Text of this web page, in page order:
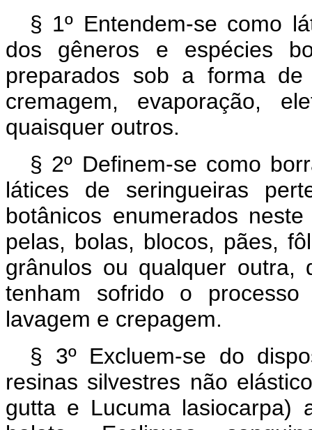
§ 1º Entendem-se como
dos gêneros e espécies
preparados sob a forma de
cremagem, evaporação,
quaisquer outros.
§ 2º Definem-se como
látices de seringueiras
botânicos enumerados
pelas, bolas, blocos, pães,
grânulos ou qualquer outra,
tenham sofrido o
lavagem e crepagem.
§ 3º Excluem-se do
resinas silvestres não
gutta e Lucuma lasiocarpa)